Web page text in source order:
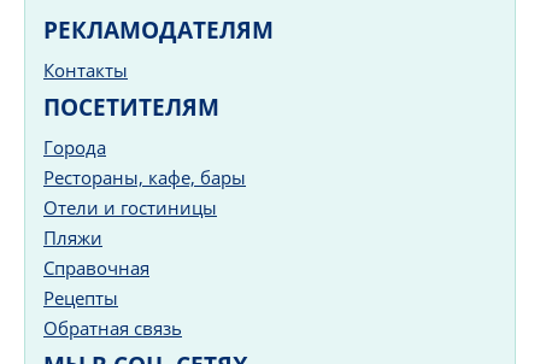
РЕКЛАМОДАТЕЛЯМ
Контакты
ПОСЕТИТЕЛЯМ
Города
Рестораны, кафе, бары
Отели и гостиницы
Пляжи
Справочная
Рецепты
Обратная связь